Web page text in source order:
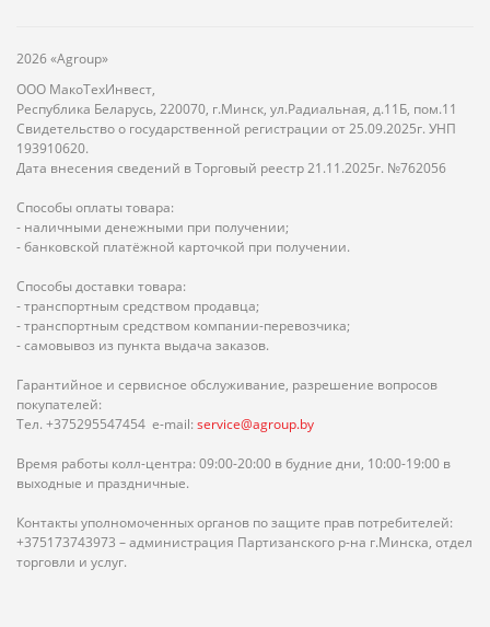
2026 «Agroup»
ООО МакоТехИнвест,
Республика Беларусь, 220070, г.Минск, ул.Радиальная, д.11Б, пом.11
Свидетельство о государственной регистрации от 25.09.2025г. УНП
193910620.
Дата внесения сведений в Торговый реестр 21.11.2025г. №762056
Способы оплаты товара:
- наличными денежными при получении;
- банковской платёжной карточкой при получении.
Способы доставки товара:
- транспортным средством продавца;
- транспортным средством компании-перевозчика;
- самовывоз из пункта выдача заказов.
Гарантийное и сервисное обслуживание, разрешение вопросов
покупателей:
Тел. +375295547454 e-mail: service@agroup.by
Время работы колл-центра: 09:00-20:00 в будние дни, 10:00-19:00 в
выходные и праздничные.
Контакты уполномоченных органов по защите прав потребителей:
+375173743973 – администрация Партизанского р-на г.Минска, отдел
торговли и услуг.